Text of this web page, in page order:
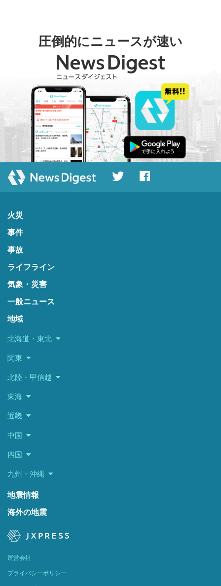
圧倒的にニュースが速い
火災
事件
事故
ライフライン
気象・災害
一般ニュース
地域
北海道・東北
関東
北陸・甲信越
東海
近畿
中国
四国
九州・沖縄
地震情報
海外の地震
運営会社
プライバシーポリシー